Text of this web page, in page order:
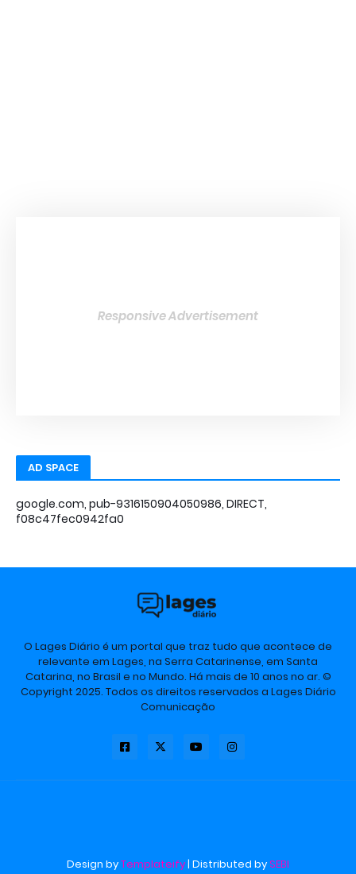
Responsive Advertisement
AD SPACE
google.com, pub-9316150904050986, DIRECT,
f08c47fec0942fa0
O Lages Diário é um portal que traz tudo que acontece de
relevante em Lages, na Serra Catarinense, em Santa
Catarina, no Brasil e no Mundo. Há mais de 10 anos no ar. ©
Copyright 2025. Todos os direitos reservados a Lages Diário
Comunicação
Design byTemplateify| Distributed bySEBI